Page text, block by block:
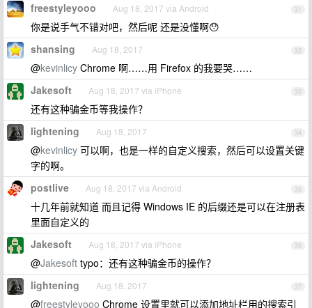
31
freestyleyooo Aug 18, 2017 via Android
你是说手气不错对吧，然后呢 还是没懂啊😯
32
shansing Aug 18, 2017
@kevinlicy Chrome 啊……用 Firefox 的我要哭……
33
Jakesoft Aug 18, 2017 via iPhone
还有这种骗金币等我操作？
34
lightening Aug 18, 2017
@kevinlicy 可以啊，也是一样的自定义搜索，然后可以设置关键
字的啊。
35
postlive Aug 18, 2017 via Android
十几年前就知道 而且记得 Windows IE 的后缀还是可以在注册表
里面自定义的
36
Jakesoft Aug 18, 2017 via iPhone
@Jakesoft typo：还有这种骗金币的操作？
37
lightening Aug 18, 2017
@freestyleyooo Chrome 设置里就可以添加地址栏用的搜索引